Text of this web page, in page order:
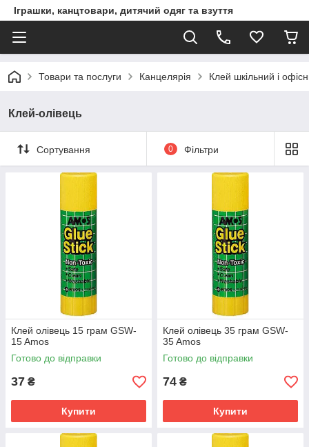
Іграшки, канцтовари, дитячий одяг та взуття
Товари та послуги Канцелярія Клей шкільний і
Клей-олівець
Сортування 0 Фільтри
Клей олівець 15 грам GSW-
15 Amos
Готово до відправки
37 ₴
Купити
Клей олівець 35 грам GSW-
35 Amos
Готово до відправки
74 ₴
Купити